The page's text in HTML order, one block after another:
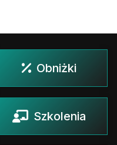
Obniżki
Szkolenia